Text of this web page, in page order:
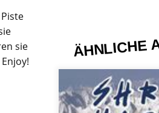
sie
ÄHNLICHE